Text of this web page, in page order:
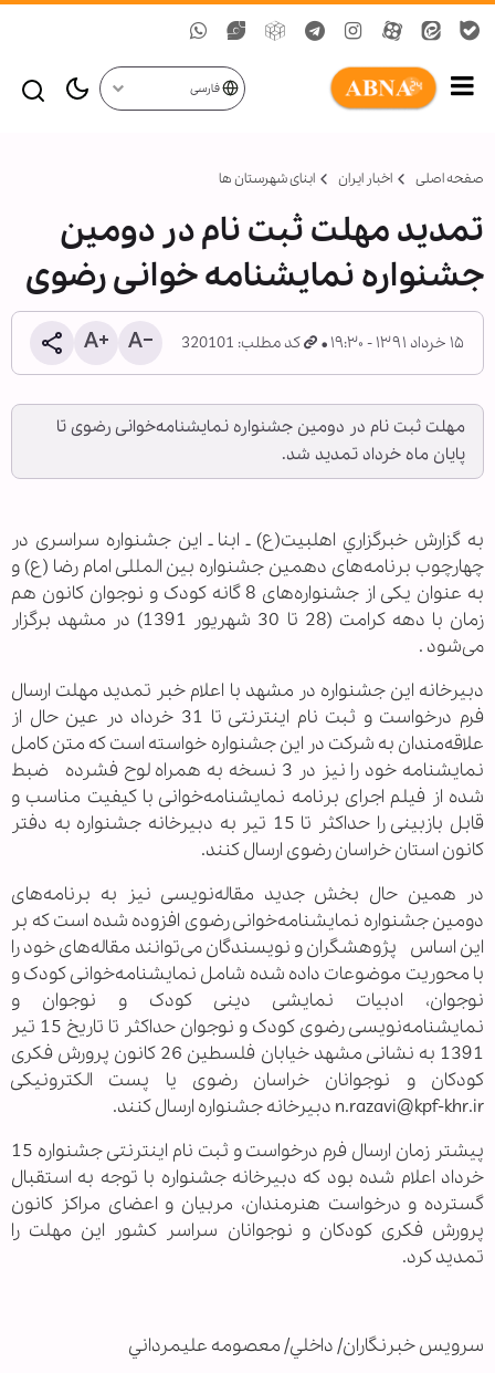
فارسی
صفحه اصلی اخبار ایران ابنای شهرستان ها
تمدید مهلت ثبت نام در دومین
جشنواره نمایشنامه خوانی رضوی
۱۵ خرداد ۱۳۹۱ - ۱۹:۳۰ کد مطلب: 320101
مهلت ثبت نام در دومین جشنواره نمایشنامه‌خوانی رضوی تا
پایان ماه خرداد تمدید شد.
به گزارش خبرگزاري اهل‏بيت(ع) ـ ابنا ـ این جشنواره سراسری در
چهارچوب برنامه‌های دهمین جشنواره بین المللی امام رضا (ع) و
به عنوان یکی از جشنواره‌های 8 گانه کودک و نوجوان کانون هم‌
زمان با دهه کرامت (28 تا 30 شهریور 1391) در مشهد برگزار
می‌شود .
دبیرخانه این جشنواره در مشهد با اعلام خبر تمدید مهلت ارسال
فرم درخواست و ثبت نام اینترنتی تا 31 خرداد در عین حال از
علاقه‌مندان به شرکت در این جشنواره خواسته است که متن کامل
نمایشنامه خود را نیز در 3 نسخه به همراه لوح فشرده ضبط
شده از فیلم اجرای برنامه نمایشنامه‌خوانی با کیفیت مناسب و
قابل بازبینی را حداکثر تا 15 تیر به دبیرخانه جشنواره به دفتر
کانون استان خراسان رضوی ارسال کنند.
در همین حال بخش جدید مقاله‌نویسی نیز به برنامه‌های
دومین جشنواره نمایشنامه‌خوانی رضوی افزوده شده است که بر
این اساس پژوهشگران و نویسندگان می‌توانند مقاله‌های خود را
با محوریت موضوعات داده شده شامل نمایشنامه‌خوانی کودک و
نوجوان، ادبیات نمایشی دینی کودک و نوجوان و
نمایشنامه‌نویسی رضوی کودک و نوجوان حداکثر تا تاریخ 15 تیر
1391 به نشانی مشهد خیابان فلسطین 26 کانون پرورش فکری
کودکان و نوجوانان خراسان رضوی یا پست الکترونیکی
n.razavi@kpf-khr.ir دبیرخانه جشنواره ارسال کنند.
پیشتر زمان ارسال فرم درخواست و ثبت نام اینترنتی جشنواره 15
خرداد اعلام شده بود که دبیرخانه جشنواره با توجه به استقبال
گسترده و درخواست هنرمندان، مربیان و اعضای مراکز کانون
پرورش فکری کودکان و نوجوانان سراسر کشور این مهلت را
تمدید کرد.
سرويس خبرنگاران/ داخلي/ معصومه عليمرداني